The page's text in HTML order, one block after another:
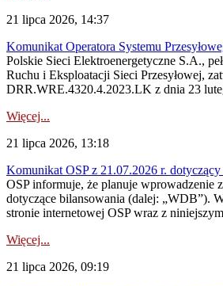
21 lipca 2026, 14:37
Komunikat Operatora Systemu
Polskie Sieci Elektroenergetyczne S.A.,
Ruchu i Eksploatacji Sieci Przesyłowej,
DRR.WRE.4320.4.2023.LK z dnia 23
Więcej...
21 lipca 2026, 13:18
Komunikat OSP z 21.07.2026 r.
OSP informuje, że planuje wprowadzenie
dotyczące bilansowania (dalej: „WDB”).
stronie internetowej OSP wraz z
Więcej...
21 lipca 2026, 09:19